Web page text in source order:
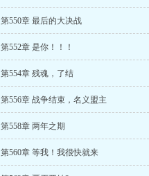
第550章 最后的大决战
第552章 是你！！！
第554章 残魂，了结
第556章 战争结束，名义盟主
第558章 两年之期
第560章 等我！我很快就来